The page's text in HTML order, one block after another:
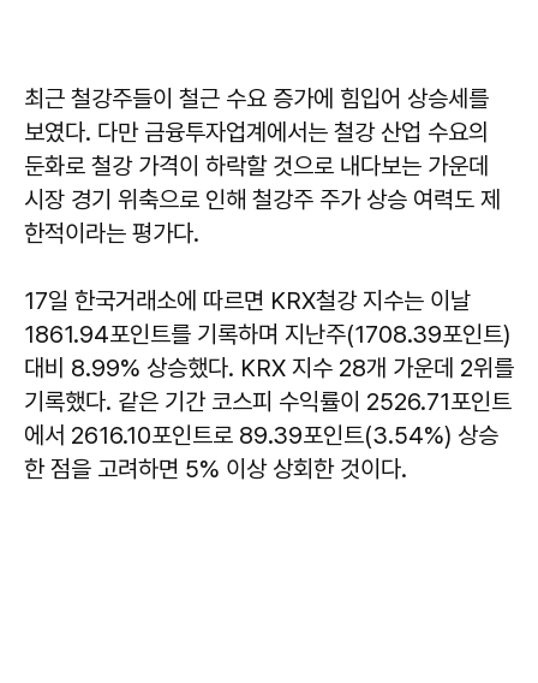
최근 철강주들이 철근 수요 증가에 힘입어 상승세를
보였다. 다만 금융투자업계에서는 철강 산업 수요의
둔화로 철강 가격이 하락할 것으로 내다보는 가운데
시장 경기 위축으로 인해 철강주 주가 상승 여력도 제
한적이라는 평가다.
17일 한국거래소에 따르면 KRX철강 지수는 이날
1861.94포인트를 기록하며 지난주(1708.39포인트)
대비 8.99% 상승했다. KRX 지수 28개 가운데 2위를
기록했다. 같은 기간 코스피 수익률이 2526.71포인트
에서 2616.10포인트로 89.39포인트(3.54%) 상승
한 점을 고려하면 5% 이상 상회한 것이다.